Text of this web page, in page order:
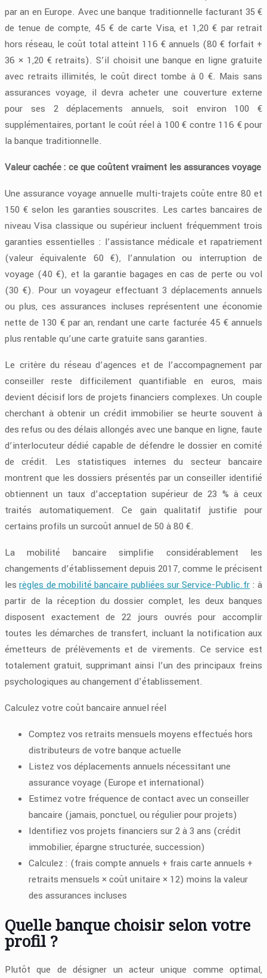
par an en Europe. Avec une banque traditionnelle facturant 35 €
de tenue de compte, 45 € de carte Visa, et 1,20 € par retrait
hors réseau, le coût total atteint 116 € annuels (80 € forfait +
36 × 1,20 € retraits). S’il choisit une banque en ligne gratuite
avec retraits illimités, le coût direct tombe à 0 €. Mais sans
assurances voyage, il devra acheter une couverture externe
pour ses 2 déplacements annuels, soit environ 100 €
supplémentaires, portant le coût réel à 100 € contre 116 € pour
la banque traditionnelle.
Valeur cachée : ce que coûtent vraiment les assurances voyage
Une assurance voyage annuelle multi-trajets coûte entre 80 et
150 € selon les garanties souscrites. Les cartes bancaires de
niveau Visa classique ou supérieur incluent fréquemment trois
garanties essentielles : l’assistance médicale et rapatriement
(valeur équivalente 60 €), l’annulation ou interruption de
voyage (40 €), et la garantie bagages en cas de perte ou vol
(30 €). Pour un voyageur effectuant 3 déplacements annuels
ou plus, ces assurances incluses représentent une économie
nette de 130 € par an, rendant une carte facturée 45 € annuels
plus rentable qu’une carte gratuite sans garanties.
Le critère du réseau d’agences et de l’accompagnement par
conseiller reste difficilement quantifiable en euros, mais
devient décisif lors de projets financiers complexes. Un couple
cherchant à obtenir un crédit immobilier se heurte souvent à
des refus ou des délais allongés avec une banque en ligne, faute
d’interlocuteur dédié capable de défendre le dossier en comité
de crédit. Les statistiques internes du secteur bancaire
montrent que les dossiers présentés par un conseiller identifié
obtiennent un taux d’acceptation supérieur de 23 % à ceux
traités automatiquement. Ce gain qualitatif justifie pour
certains profils un surcoût annuel de 50 à 80 €.
La mobilité bancaire simplifie considérablement les
changements d’établissement depuis 2017, comme le précisent
lesrègles de mobilité bancaire publiées sur Service-Public.fr : à
partir de la réception du dossier complet, les deux banques
disposent exactement de22 jours ouvrés pour accomplir
toutes les démarches de transfert, incluant la notification aux
émetteurs de prélèvements et de virements. Ce service est
totalement gratuit, supprimant ainsi l’un des principaux freins
psychologiques au changement d’établissement.
Calculez votre coût bancaire annuel réel
Comptez vos retraits mensuels moyens effectués hors
distributeurs de votre banque actuelle
Listez vos déplacements annuels nécessitant une
assurance voyage (Europe et international)
Estimez votre fréquence de contact avec un conseiller
bancaire (jamais, ponctuel, ou régulier pour projets)
Identifiez vos projets financiers sur 2 à 3 ans (crédit
immobilier, épargne structurée, succession)
Calculez : (frais compte annuels + frais carte annuels +
retraits mensuels × coût unitaire × 12) moins la valeur
des assurances incluses
Quelle banque choisir selon votre
profil ?
Plutôt que de désigner un acteur unique comme optimal,